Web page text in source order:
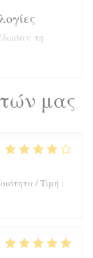
μας
/ Τιμή :
τη